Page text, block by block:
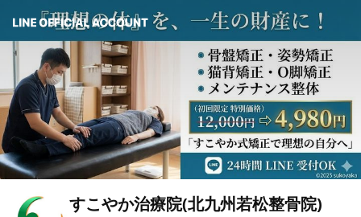
すこやか治療院(北九州若松整骨院)